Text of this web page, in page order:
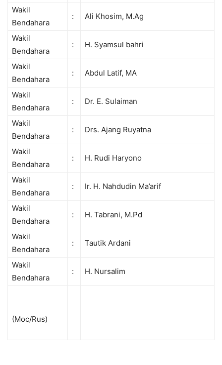
Wakil
Bendahara
: Ali Khosim, M.Ag
Wakil
Bendahara
: H. Syamsul bahri
Wakil
Bendahara
: Abdul Latif, MA
Wakil
Bendahara
: Dr. E. Sulaiman
Wakil
Bendahara
: Drs. Ajang Ruyatna
Wakil
Bendahara
: H. Rudi Haryono
Wakil
Bendahara
: Ir. H. Nahdudin Ma’arif
Wakil
Bendahara
: H. Tabrani, M.Pd
Wakil
Bendahara
: Tautik Ardani
Wakil
Bendahara
: H. Nursalim
(Moc/Rus)